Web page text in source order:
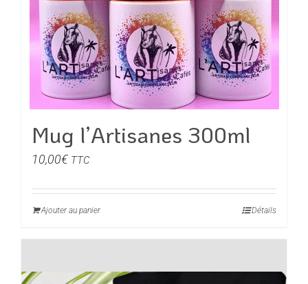
sur
la
page
du
produit
Mug l’Artisanes 300ml
10,00€ TTC
Ajouter au panier Détails